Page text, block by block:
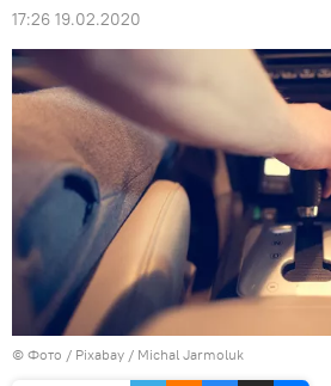
17:26 19.02.2020
© Фото / Pixabay / Michal Jarmoluk